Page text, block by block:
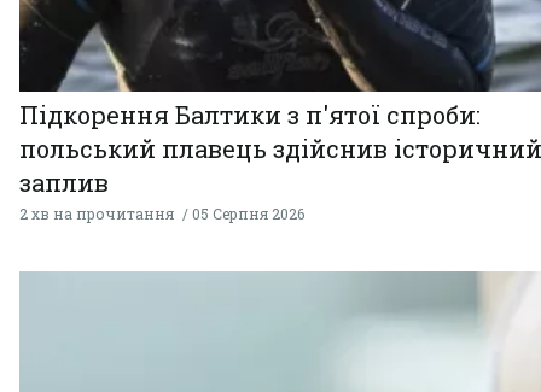
Підкорення Балтики з п'ятої спроби:
польський плавець здійснив історичний
заплив
2 хв на прочитання 05 Серпня 2026